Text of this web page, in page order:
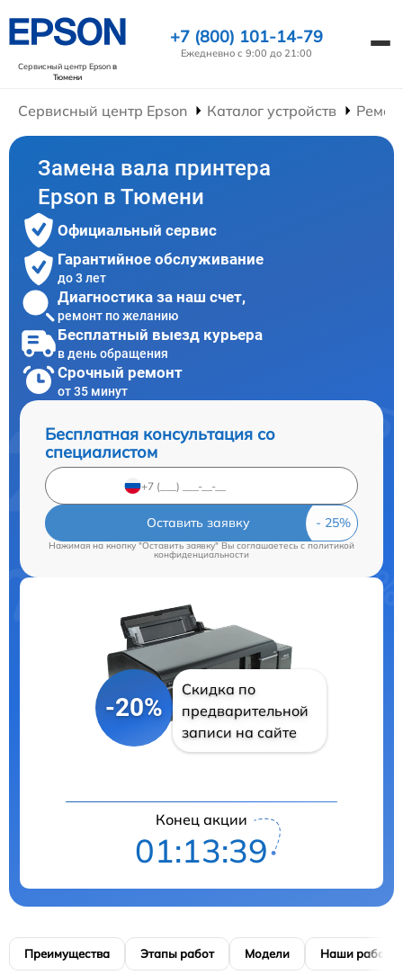
Сервисный центр Epsonв
Тюмени
+7 (800) 101-14-79
Ежедневно с 9:00 до 21:00
Сервисный центр Epson Каталог устройств
Замена вала принтера
Epson в Тюмени
Официальный сервис
Гарантийное обслуживание
до 3 лет
Диагностика за наш счет,
ремонт по желанию
Бесплатный выезд курьера
в день обращения
Срочный ремонт
от 35 минут
Бесплатная консультация со
специалистом
Оставить заявку
Нажимая на кнопку "Оставить заявку" Вы соглашаетесь cполитикой
конфиденциальности
-20%
Скидка по
предварительной
записи на сайте
Конец акции
01:13:38
Преимущества Этапы работ Модели Наши работы